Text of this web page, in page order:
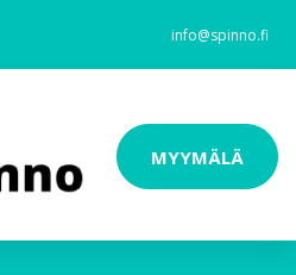
info@spinno.fi
MYYMÄLÄ